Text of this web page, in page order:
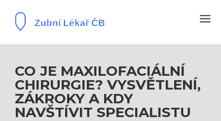
CO JE MAXILOFACIÁLNÍ
CHIRURGIE? VYSVĚTLENÍ,
ZÁKROKY A KDY
NAVŠTÍVIT SPECIALISTU